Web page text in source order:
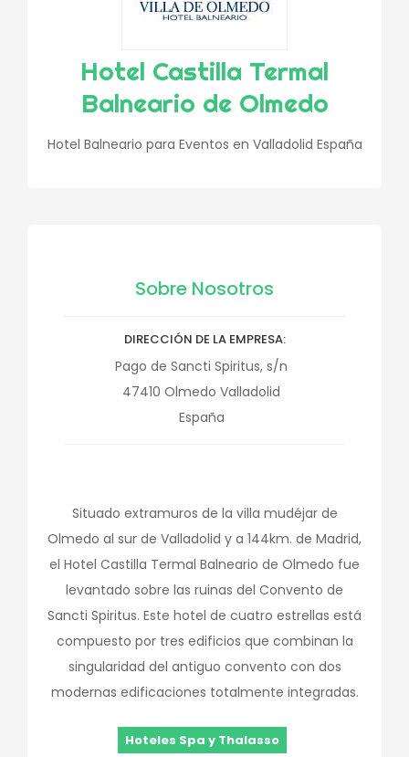
Hotel Castilla Termal
Balneario de Olmedo
Hotel Balneario para Eventos en Valladolid España
Sobre Nosotros
DIRECCIÓN DE LA EMPRESA
Pago de Sancti Spiritus, s/n
47410 Olmedo Valladolid
España
Situado extramuros de la villa mudéjar de
Olmedo al sur de Valladolid y a 144km. de Madrid,
el Hotel Castilla Termal Balneario de Olmedo fue
levantado sobre las ruinas del Convento de
Sancti Spiritus. Este hotel de cuatro estrellas está
compuesto por tres edificios que combinan la
singularidad del antiguo convento con dos
modernas edificaciones totalmente integradas.
Hoteles Spa y Thalasso